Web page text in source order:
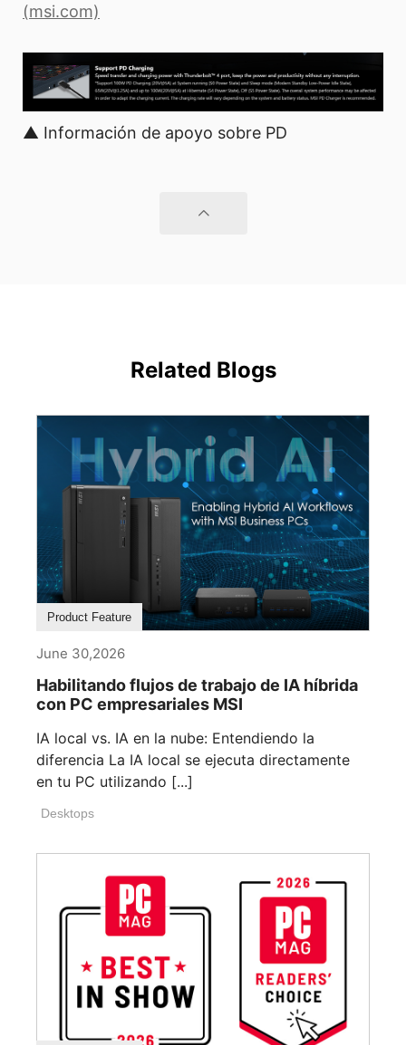
(msi.com)
▲ Información de apoyo sobre PD
Related Blogs
Product Feature
June 30,2026
Habilitando flujos de trabajo de IA híbrida
con PC empresariales MSI
IA local vs. IA en la nube: Entendiendo la
diferencia La IA local se ejecuta directamente
en tu PC utilizando [...]
Desktops